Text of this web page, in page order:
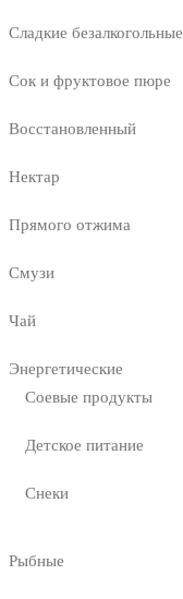
Сладкие безалкогольные
Сок и фруктовое пюре
Восстановленный
Нектар
Прямого отжима
Смузи
Чай
Энергетические
Соевые продукты
Детское питание
Снеки
Рыбные